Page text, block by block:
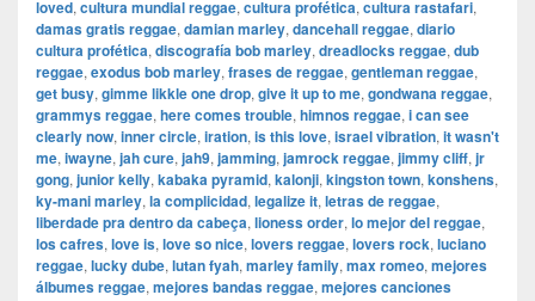
loved, cultura mundial reggae, cultura profética, cultura rastafari,
damas gratis reggae, damian marley, dancehall reggae, diario
cultura profética, discografía bob marley, dreadlocks reggae, dub
reggae, exodus bob marley, frases de reggae, gentleman reggae,
get busy, gimme likkle one drop, give it up to me, gondwana reggae,
grammys reggae, here comes trouble, himnos reggae, i can see
clearly now, inner circle, iration, is this love, israel vibration, it wasn't
me, iwayne, jah cure, jah9, jamming, jamrock reggae, jimmy cliff, jr
gong, junior kelly, kabaka pyramid, kalonji, kingston town, konshens,
ky-mani marley, la complicidad, legalize it, letras de reggae,
liberdade pra dentro da cabeça, lioness order, lo mejor del reggae,
los cafres, love is, love so nice, lovers reggae, lovers rock, luciano
reggae, lucky dube, lutan fyah, marley family, max romeo, mejores
álbumes reggae, mejores bandas reggae, mejores canciones